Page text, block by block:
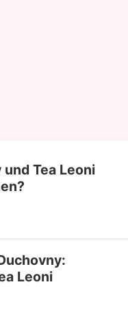
Tea Leoni
Leoni